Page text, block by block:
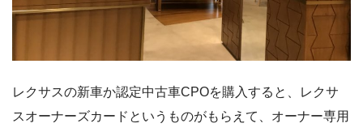
レクサスの新車か認定中古車CPOを購入すると、レクサ
スオーナーズカードというものがもらえて、オーナー専用